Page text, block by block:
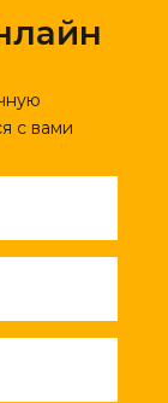
с вами